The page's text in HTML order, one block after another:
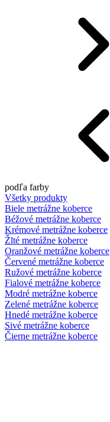
podľa farby
Všetky produkty
Biele metrážne koberce
Béžové metrážne koberce
Krémové metrážne koberce
Žlté metrážne koberce
Oranžové metrážne koberce
Červené metrážne koberce
Ružové metrážne koberce
Fialové metrážne koberce
Modré metrážne koberce
Zelené metrážne koberce
Hnedé metrážne koberce
Sivé metrážne koberce
Čierne metrážne koberce